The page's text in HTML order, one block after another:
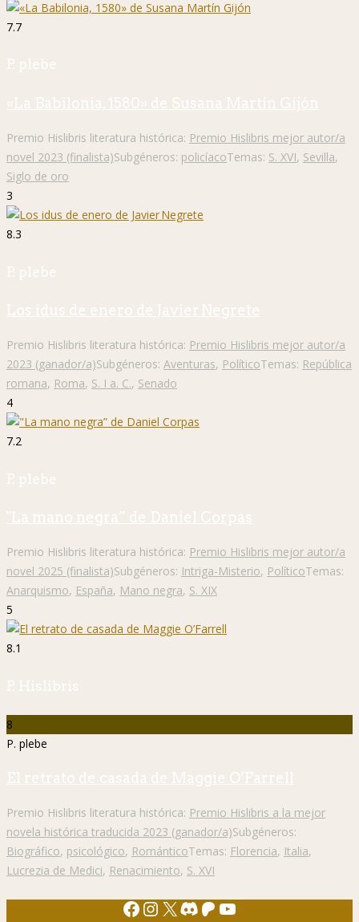
7.7
P. plebe
«La Babilonia, 1580» de Susana Martín Gijón
Premio Hislibris literatura histórica: Premio Hislibris mejor autor/a
novel 2023 (finalista)Subgéneros: policíacoTemas: S. XVI, Sevilla,
Siglo de oro
3
8.3
P. plebe
Los idus de enero de Javier Negrete
Premio Hislibris literatura histórica: Premio Hislibris mejor autor/a
2023 (ganador/a)Subgéneros: Aventuras, PolíticoTemas: República
romana, Roma, S. I a. C., Senado
4
7.2
P. plebe
"La mano negra” de Daniel Corpas
Premio Hislibris literatura histórica: Premio Hislibris mejor autor/a
novel 2025 (finalista)Subgéneros: Intriga-Misterio, PolíticoTemas:
Anarquismo, España, Mano negra, S. XIX
5
8.1
P. Hislibris
8
P. plebe
El retrato de casada de Maggie O’Farrell
Premio Hislibris literatura histórica: Premio Hislibris a la mejor
novela histórica traducida 2023 (ganador/a)Subgéneros:
Biográfico, psicológico, RománticoTemas: Florencia, Italia,
Lucrezia de Medici, Renacimiento, S. XVI
Facebook
Instagram
X Discord
Patreon
YouTube